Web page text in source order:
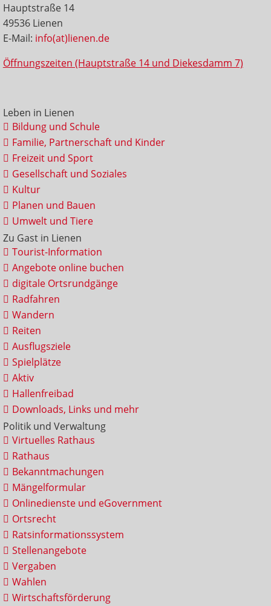
Hauptstraße 14
49536 Lienen
E-Mail: info(at)lienen.de
Öffnungszeiten (Hauptstraße 14 und Diekesdamm 7)
Leben in Lienen
Bildung und Schule
Familie, Partnerschaft und Kinder
Freizeit und Sport
Gesellschaft und Soziales
Kultur
Planen und Bauen
Umwelt und Tiere
Zu Gast in Lienen
Tourist-Information
Angebote online buchen
digitale Ortsrundgänge
Radfahren
Wandern
Reiten
Ausflugsziele
Spielplätze
Aktiv
Hallenfreibad
Downloads, Links und mehr
Politik und Verwaltung
Virtuelles Rathaus
Rathaus
Bekanntmachungen
Mängelformular
Onlinedienste und eGovernment
Ortsrecht
Ratsinformationssystem
Stellenangebote
Vergaben
Wahlen
Wirtschaftsförderung